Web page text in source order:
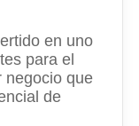
en uno
para el
negocio que
de